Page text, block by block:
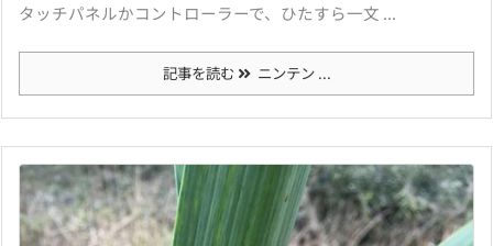
タッチパネルかコントローラーで、ひたすら一文 ...
記事を読む ニンテン ...